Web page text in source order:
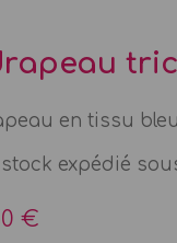
en tissu
stock expédié
€